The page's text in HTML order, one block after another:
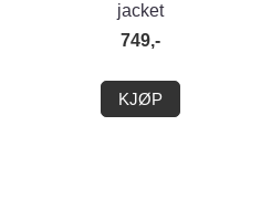
jacket
749,-
KJØP